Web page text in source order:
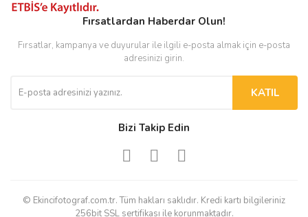
Fırsatlardan Haberdar Olun!
Fırsatlar, kampanya ve duyurular ile ilgili e-posta almak için e-posta
adresinizi girin.
KATIL
Bizi Takip Edin
© Ekincifotograf.com.tr. Tüm hakları saklıdır. Kredi kartı bilgileriniz
256bit SSL sertifikası ile korunmaktadır.